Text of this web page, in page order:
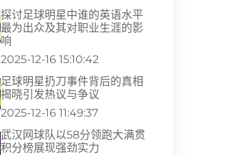
探讨足球明星中谁的英语水平
最为出众及其对职业生涯的影
响
2025-12-16 15:10:42
足球明星扔刀事件背后的真相
揭晓引发热议与争议
2025-12-16 11:49:37
武汉网球队以58分领跑大满贯
积分榜展现强劲实力